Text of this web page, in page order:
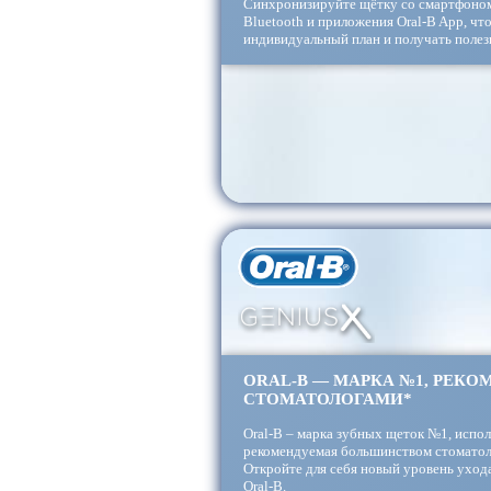
Синхронизируйте щётку со
Bluetooth и приложения Oral-B App,
индивидуальный план и получать
ИСКУССТВЕННЫЙ
100% ПОВЕРХНОСТИ ЗУБОВ
ТЕХНОЛОГИИ
Единственная зубная щетка, следящая
чистите, и направляющая вас туда, где
— просто соедините щетку с
ORAL-B — МАРКА №1,
СТОМАТОЛОГАМИ*
Oral-B – марка зубных щеток №1,
рекомендуемая большинством
Откройте для себя новый уровень
Oral-B.